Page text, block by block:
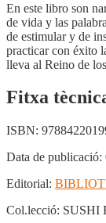
En este libro son
de vida y las
de estimular y de
practicar con éxito
lleva al Reino de
Fitxa
ISBN:
Data de publicació:
Editorial:
Col.lecció: SUSHI